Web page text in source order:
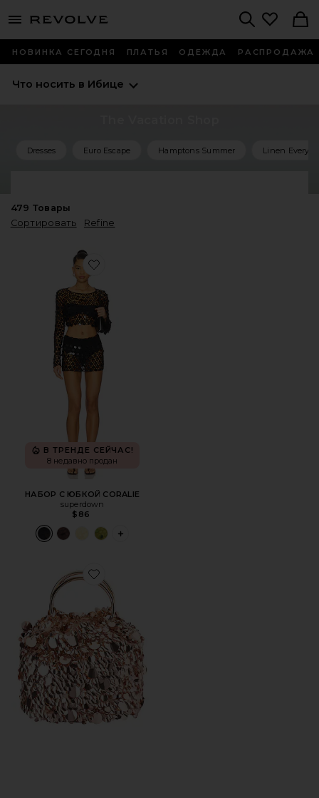
menu - shows more content
НОВИНКА СЕГОДНЯ ПЛАТЬЯ ОДЕЖДА РАСПРОДАЖА
Что носить в Ибице
Dresses Euro Escape Hamptons Summer Linen
479 Товары
Сортировать
Refine
Favorite НАБОР С ЮБКОЙ CORALIE
В ТРЕНДЕ СЕЙЧАС!
8 недавно продан
НАБОР С ЮБКОЙ CORALIE
superdown
$86
PLUS ICON TO SEE MORE OPTIONS
Favorite СУМКА С РУЧКОЙ, УКРАШЕННАЯ ПАЙЕТКАМИ